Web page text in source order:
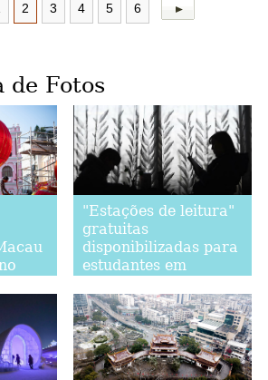
2 3 4 5 6
de Fotos
"Estações de leitura"
gratuitas
disponibilizadas para
estudantes em
China